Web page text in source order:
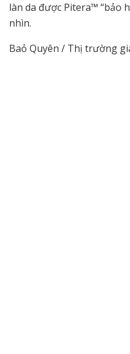
làn da được Pitera™ “bảo
nhìn.
Baỏ Quyên / Thị trường